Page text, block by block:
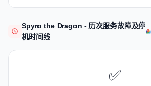
Spyro the Dragon - 历次服务故障及停
机时间线
✅